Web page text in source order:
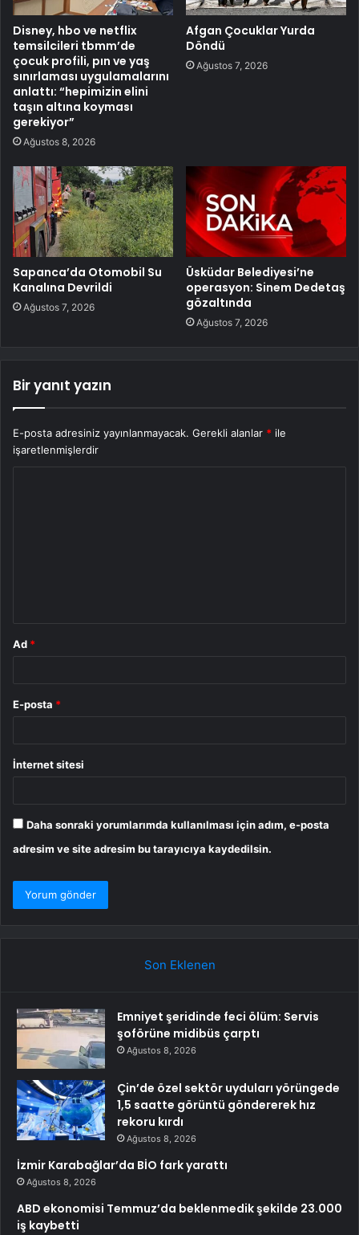
Disney, hbo ve netflix
temsilcileri tbmm’de
çocuk profili, pın ve yaş
sınırlaması uygulamalarını
anlattı: “hepimizin elini
taşın altına koyması
gerekiyor”
Ağustos 8, 2026
Afgan Çocuklar Yurda
Döndü
Ağustos 7, 2026
Sapanca’da Otomobil Su
Kanalına Devrildi
Ağustos 7, 2026
Üsküdar Belediyesi’ne
operasyon: Sinem Dedetaş
gözaltında
Ağustos 7, 2026
Bir yanıt yazın
E-posta adresiniz yayınlanmayacak. Gerekli alanlar * ile
işaretlenmişlerdir
Ad *
E-posta *
İnternet sitesi
Daha sonraki yorumlarımda kullanılması için adım, e-posta
adresim ve site adresim bu tarayıcıya kaydedilsin.
Son Eklenen
Emniyet şeridinde feci ölüm: Servis
şoförüne midibüs çarptı
Ağustos 8, 2026
Çin’de özel sektör uyduları yörüngede
1,5 saatte görüntü göndererek hız
rekoru kırdı
Ağustos 8, 2026
İzmir Karabağlar’da BİO fark yarattı
Ağustos 8, 2026
ABD ekonomisi Temmuz’da beklenmedik şekilde 23.000
iş kaybetti